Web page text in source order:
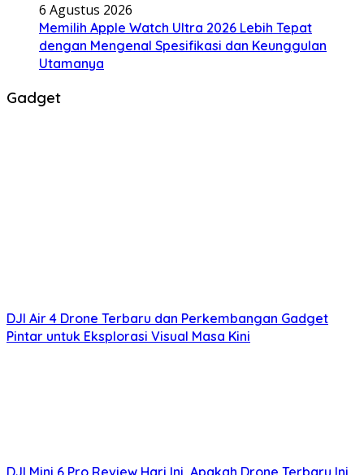
6 Agustus 2026
Memilih Apple Watch Ultra 2026 Lebih Tepat
dengan Mengenal Spesifikasi dan Keunggulan
Utamanya
Gadget
DJI Air 4 Drone Terbaru dan Perkembangan Gadget
Pintar untuk Eksplorasi Visual Masa Kini
DJI Mini 6 Pro Review Hari Ini, Apakah Drone Terbaru Ini